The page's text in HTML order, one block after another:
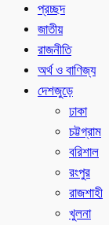
প্রচ্ছদ
জাতীয়
রাজনীতি
অর্থ ও বাণিজ্য
দেশজুড়ে
ঢাকা
চট্টগ্রাম
বরিশাল
রংপুর
রাজশাহী
খুলনা